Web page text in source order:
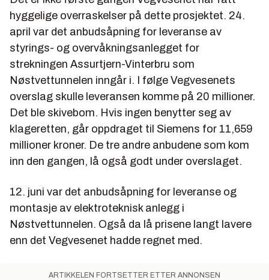
hyggelige overraskelser på dette prosjektet. 24.
april var det anbudsåpning for leveranse av
styrings- og overvåkningsanlegget for
strekningen Assurtjern-Vinterbru som
Nøstvettunnelen inngår i. I følge Vegvesenets
overslag skulle leveransen komme på 20 millioner.
Det ble skivebom. Hvis ingen benytter seg av
klageretten, går oppdraget til Siemens for 11,659
millioner kroner. De tre andre anbudene som kom
inn den gangen, lå også godt under overslaget.
12. juni var det anbudsåpning for leveranse og
montasje av elektroteknisk anlegg i
Nøstvettunnelen. Også da lå prisene langt lavere
enn det Vegvesenet hadde regnet med.
ARTIKKELEN FORTSETTER ETTER ANNONSEN